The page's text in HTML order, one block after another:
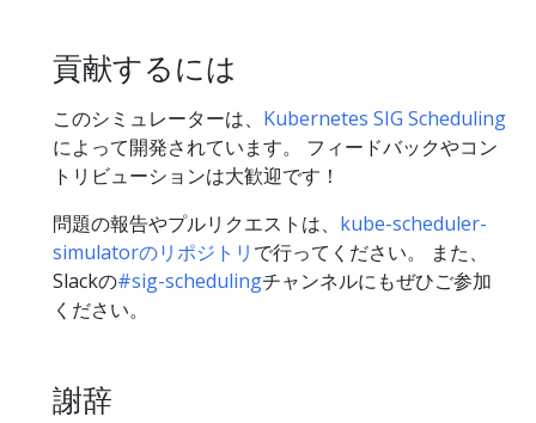
貢献するには
このシミュレーターは、 Kubernetes SIG Scheduling
によって開発されています。 フィードバックやコン
トリビューションは大歓迎です！
問題の報告やプルリクエストは、 kube-scheduler-
simulatorのリポジトリ で行ってください。 また、
Slackの#sig-schedulingチャンネルにもぜひご参加
ください。
謝辞